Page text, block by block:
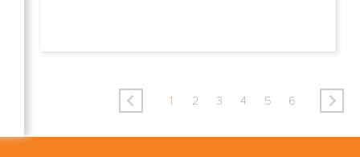
< 1 2 3 4 5 6 >